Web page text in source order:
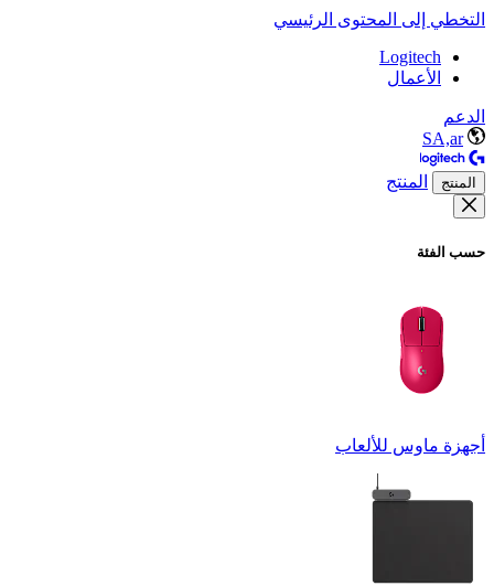
التخطي إلى المحتوى الرئيسي
Logitech
الأعمال
الدعم
SA,ar
المنتج المنتج
حسب الفئة
أجهزة ماوس للألعاب